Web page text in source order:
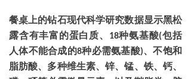
餐桌上的钻石现代科学研究数据显示黑松
露含有丰富的蛋白质、
18种氨基酸(包括
人体不能合成的8种必需氨基酸)、不饱和
脂肪酸、多种维生素、锌、锰、铁、钙、